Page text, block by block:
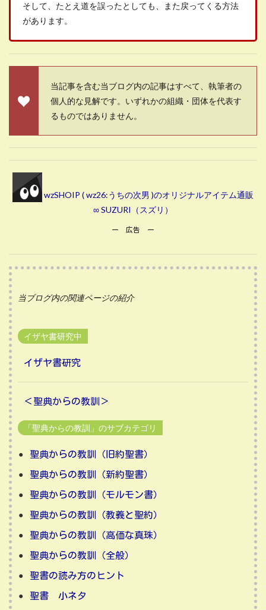
そして、たとえ道を誤ったとしても、また戻ってくる方法
があります。
当記事を含む当ブログ内の記事はすべて、執筆者の
個人的な見解です。いずれかの組織・団体を代表す
るものではありません。
wzSHOIP ( wz26:うちの次男 )のオリジナルアイテム通販
∞ SUZURI（スズリ）
ー 広告 ー
当ブログ内の関連ページの紹介
イザヤ書研究中
イザヤ書研究
＜聖典からの教訓＞
「聖典からの教訓」のサブカテゴリ
聖典からの教訓（旧約聖書）
聖典からの教訓（新約聖書）
聖典からの教訓（モルモン書）
聖典からの教訓（教義と聖約）
聖典からの教訓（高価な真珠）
聖典からの教訓（全般）
聖書の読み方のヒント
聖書 小ネタ